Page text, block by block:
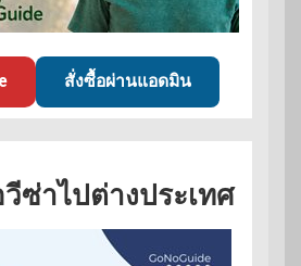
สั่งซื้อผ่านแอดมิน
ซ่าไปต่างประเทศ